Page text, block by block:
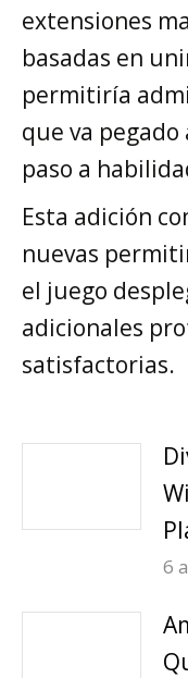
extensiones
basadas en
permitiría
que va
paso a
Esta adición
nuevas
el juego
adicionales
satisfactorias.
6